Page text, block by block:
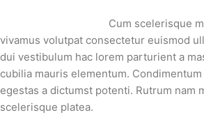
Cum scelerisque
vivamus volutpat consectetur euismod
dui vestibulum hac lorem parturient a
cubilia mauris elementum.
egestas a dictumst potenti. Rutrum nam
scelerisque platea.